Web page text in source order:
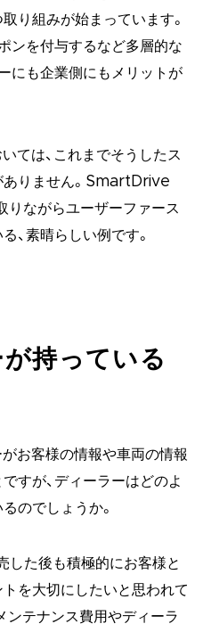
り組みが始まっています。
ンを付与するなど多層的な
にも企業側にもメリットが
ては、これまでそうしたス
ありません。SmartDrive
ながらユーザーファース
、素晴らしい例です。
持っている
お客様の情報や車両の情報
すが、ディーラーはどのよ
のでしょうか。
した後も積極的にお客様と
を大切にしたいと思われて
ンテナンス費用やディーラ